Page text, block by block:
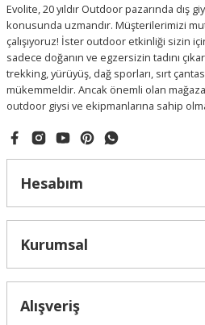
Evolite, 20 yıldır Outdoor pazarında dış
konusunda uzmandır. Müşterilerimizi
çalışıyoruz! İster outdoor etkinliği sizin
sadece doğanın ve egzersizin tadını
trekking, yürüyüş, dağ sporları, sırt
mükemmeldir. Ancak önemli olan
outdoor giysi ve ekipmanlarına sahip
Hesabım
Kurumsal
Alışveriş